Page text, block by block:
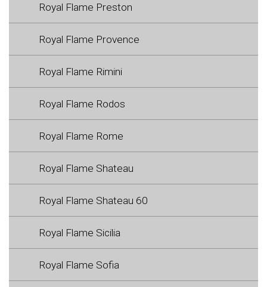
Royal Flame Preston
Royal Flame Provence
Royal Flame Rimini
Royal Flame Rodos
Royal Flame Rome
Royal Flame Shateau
Royal Flame Shateau 60
Royal Flame Sicilia
Royal Flame Sofia